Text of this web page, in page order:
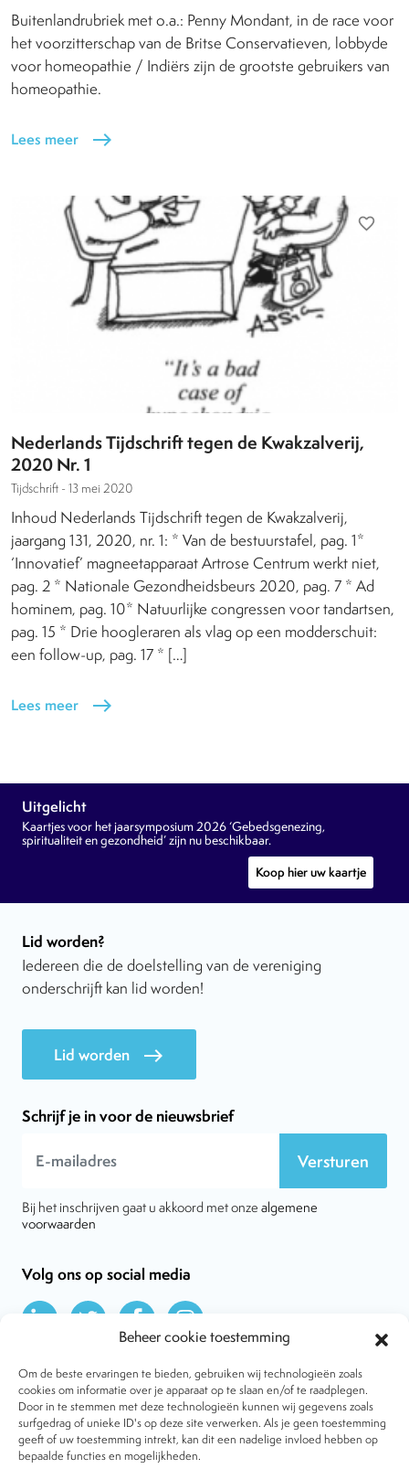
Beheer cookie toestemming
Om de beste ervaringen te bieden, gebruiken wij technologieën zoals
cookies om informatie over je apparaat op te slaan en/of te raadplegen.
Door in te stemmen met deze technologieën kunnen wij gegevens zoals
surfgedrag of unieke ID's op deze site verwerken. Als je geen toestemming
geeft of uw toestemming intrekt, kan dit een nadelige invloed hebben op
bepaalde functies en mogelijkheden.
Buitenlandrubriek met o.a.: Penny Mondant, in de race voor
het voorzitterschap van de Britse Conservatieven, lobbyde
voor homeopathie / Indiërs zijn de grootste gebruikers van
homeopathie.
Lees meer east
favorite_border
Nederlands Tijdschrift tegen de Kwakzalverij,
2020 Nr. 1
Tijdschrift - 13 mei 2020
Inhoud Nederlands Tijdschrift tegen de Kwakzalverij,
jaargang 131, 2020, nr. 1: * Van de bestuurstafel, pag. 1*
‘Innovatief’ magneetapparaat Artrose Centrum werkt niet,
pag. 2 * Nationale Gezondheidsbeurs 2020, pag. 7 * Ad
hominem, pag. 10* Natuurlijke congressen voor tandartsen,
pag. 15 * Drie hoogleraren als vlag op een modderschuit:
een follow-up, pag. 17 * […]
Lees meer east
Uitgelicht
Kaartjes voor het jaarsymposium 2026 ‘Gebedsgenezing,
spiritualiteit en gezondheid’ zijn nu beschikbaar.
Koop hier uw kaartje
Lid worden?
Iedereen die de doelstelling van de vereniging
onderschrijft kan lid worden!
Lid worden east
Schrijf je in voor de nieuwsbrief
Versturen
Bij het inschrijven gaat u akkoord met onze algemene
voorwaarden
Volg ons op social media
Over VtdK
Contact
Nieuws
Behandelwijzen